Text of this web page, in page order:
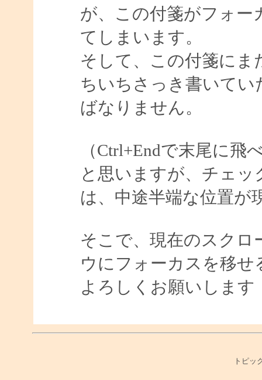
が、この付箋がフォー
てしまいます。
そして、この付箋にま
ちいちさっき書いて
ばなりません。
（Ctrl+Endで末尾に
と思いますが、チェ
は、中途半端な位置が
そこで、現在のスクロ
ウにフォーカスを移
よろしくお願いします
トピッ